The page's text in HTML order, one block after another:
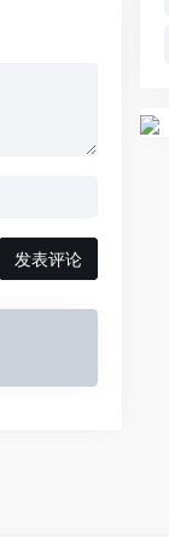
发表评论